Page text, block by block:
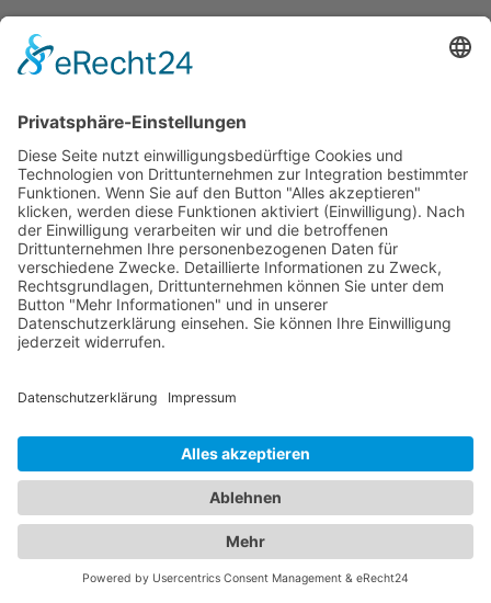
Jetzt Augenarzt finden!
Das ist nah!
Branchenbuch
Kontakt & Hilfe
Für Unternehmen
Anzeigenschaltung
Rechtliches
Impressum
Cookie-Einstellungen